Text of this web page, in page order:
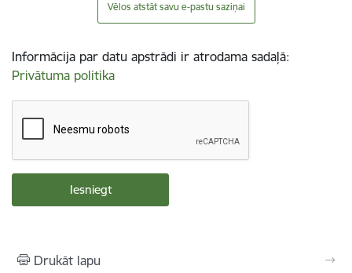
Vēlos atstāt savu e-pastu saziņai
Informācija par datu apstrādi ir atrodama sadaļā:
Privātuma politika
Drukāt lapu